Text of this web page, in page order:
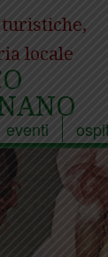
locale
eventi